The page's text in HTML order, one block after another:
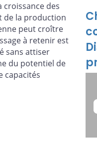
croissance des
de la production
peut croître
à retenir est
sans attiser
du potentiel de
capacités